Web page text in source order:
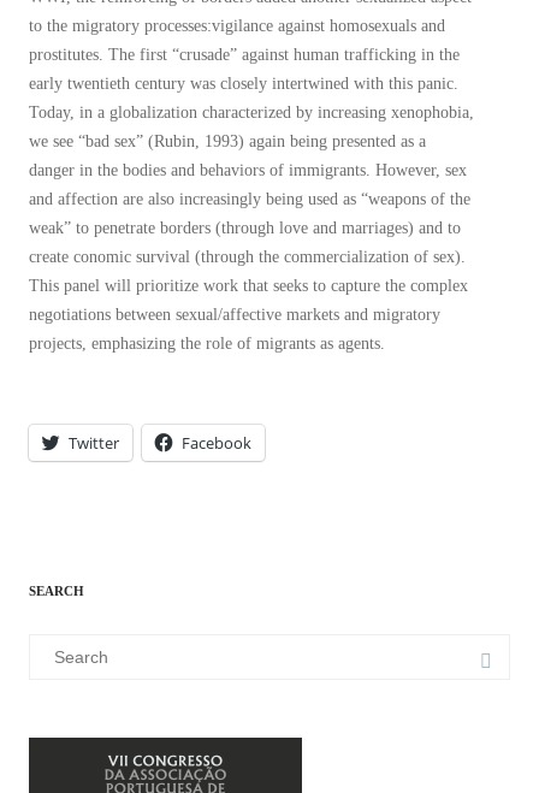
to the migratory processes:vigilance against homosexuals and
prostitutes. The first “crusade” against human trafficking in the
early twentieth century was closely intertwined with this panic.
Today, in a globalization characterized by increasing xenophobia,
we see “bad sex” (Rubin, 1993) again being presented as a
danger in the bodies and behaviors of immigrants. However, sex
and affection are also increasingly being used as “weapons of the
weak” to penetrate borders (through love and marriages) and to
create conomic survival (through the commercialization of sex).
This panel will prioritize work that seeks to capture the complex
negotiations between sexual/affective markets and migratory
projects, emphasizing the role of migrants as agents.
Twitter Facebook
SEARCH